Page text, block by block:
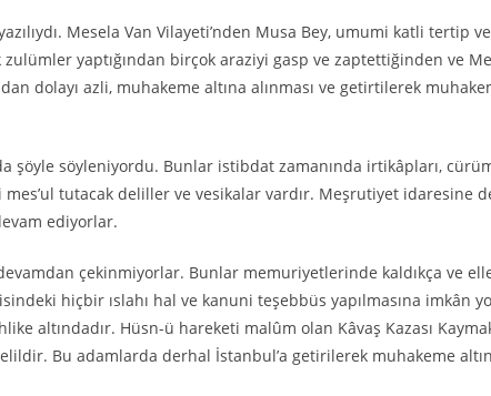
Mesela Van Vilayeti’nden Musa Bey, umumi katli tertip
yaptığından birçok araziyi gasp ve zaptettiğinden ve
dolayı azli, muhakeme altına alınması ve getirtilerek
şöyle söyleniyordu. Bunlar istibdat zamanında irtikâpları,
tutacak deliller ve vesikalar vardır. Meşrutiyet idaresine
ediyorlar.
çekinmiyorlar. Bunlar memuriyetlerinde kaldıkça ve
hiçbir ıslahı hal ve kanuni teşebbüs yapılmasına imkân
altındadır. Hüsn-ü hareketi malûm olan Kâvaş Kazası
Bu adamlarda derhal İstanbul’a getirilerek muhakeme